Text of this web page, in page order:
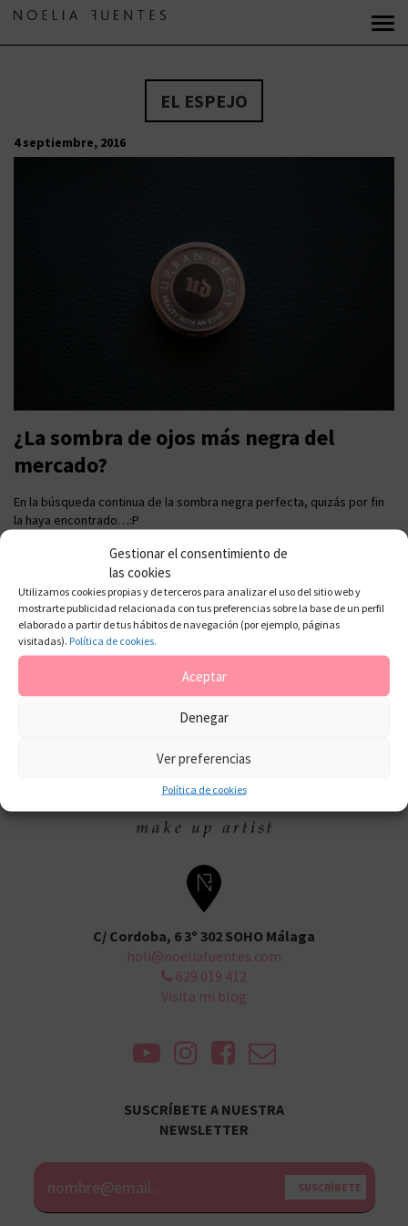
Gestionar el consentimiento de
las cookies
Utilizamos cookies propias y de terceros para analizar el uso del sitio web y
mostrarte publicidad relacionada con tus preferencias sobre la base de un perfil
elaborado a partir de tus hábitos de navegación (por ejemplo, páginas
visitadas). Política de cookies.
Aceptar
Denegar
Ver preferencias
Política de cookies
EL ESPEJO
4 septiembre, 2016
¿La sombra de ojos más negra del
mercado?
En la búsqueda continua de la sombra negra perfecta, quizás por fin
la haya encontrado…:P
C/ Cordoba, 6 3º 302 SOHO Málaga
holi@noeliafuentes.com
629 019 412
Visita mi blog
SUSCRÍBETE A NUESTRA
NEWSLETTER
Alternative: